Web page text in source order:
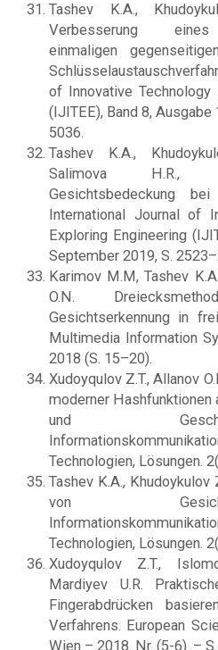
Tashev K.A.,
Verbesserung eines
einmaligen
of Innovative Technology
(IJITEE), Band 8,
5036.
Tashev K.A.,
Salimova H.R.,
Gesichtsbedeckung
International Journal of
Exploring Engineering
September 2019, S.
Karimov M.M, Tashev
O.N.
Gesichtserkennung in
Multimedia Information
2018 (S. 15–20).
Xudoyqulov Z.T., Allanov
moderner
und
Technologien, Lösungen.
Tashev K.A., Khudoykulov
von
Technologien, Lösungen.
Xudoyqulov Z.T.,
Mardiyev U.R.
Fingerabdrücken
Verfahrens. European
Wien – 2018. Nr. (5-6). –